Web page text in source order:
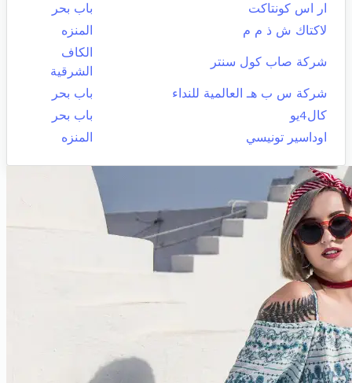
ار اس كونتاكت
باب بحر
لاكتاك ش ذ م م
المنزه
شركة صاب كول سنتر
الكاف
الشرقية
شركة س ب هـ العالمية للنداء
باب بحر
كال4يو
باب بحر
اوداسير تونيسي
المنزه